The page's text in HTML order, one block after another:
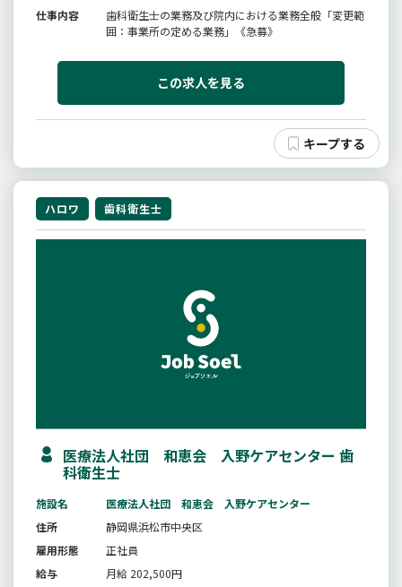
仕事内容
歯科衛生士の業務及び院内における業務全般「変更範
囲：事業所の定める業務」《急募》
この求人を見る
ハロワ 歯科衛生士
医療法人社団 和恵会 入野ケアセンター 歯
科衛生士
施設名
医療法人社団 和恵会 入野ケアセンター
住所
静岡県浜松市中央区
雇用形態
正社員
給与
月給 202,500円